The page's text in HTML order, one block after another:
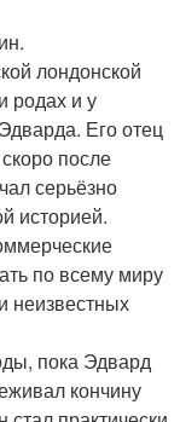
лондонской
родах и у
Его отец
после
серьёзно
историей.
по всему миру
неизвестных
пока Эдвард
кончину